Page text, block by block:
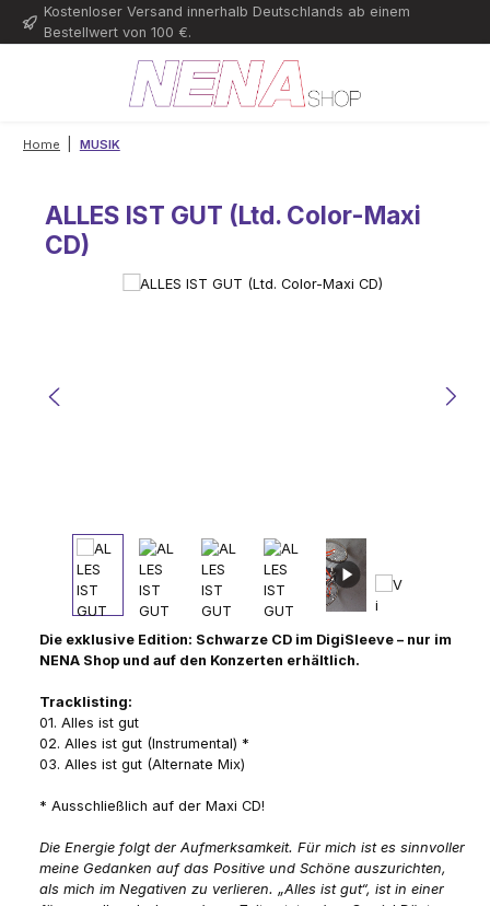
Zum Hauptinhalt springen
Kostenloser Versand innerhalb Deutschlands ab einem
Bestellwert von 100 €.
Home MUSIK
ALLES IST GUT (Ltd. Color-Maxi
CD)
Bildergalerie überspringen
Die exklusive Edition: Schwarze CD im DigiSleeve – nur im
NENA Shop und auf den Konzerten erhältlich.
Tracklisting:
01. Alles ist gut
02. Alles ist gut (Instrumental) *
03. Alles ist gut (Alternate Mix)
* Ausschließlich auf der Maxi CD!
Die Energie folgt der Aufmerksamkeit. Für mich ist es sinnvoller
meine Gedanken auf das Positive und Schöne auszurichten,
als mich im Negativen zu verlieren. „Alles ist gut“, ist in einer